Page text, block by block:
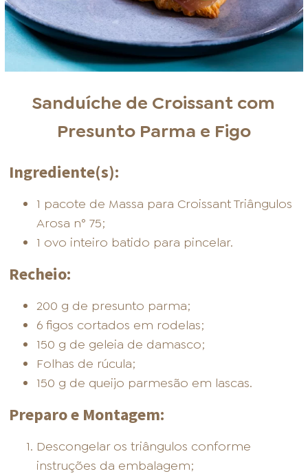
Sanduíche de Croissant com
Presunto Parma e Figo
Ingrediente(s):
1 pacote de Massa para Croissant Triângulos
Arosa n° 75;
1 ovo inteiro batido para pincelar.
Recheio:
200 g de presunto parma;
6 figos cortados em rodelas;
150 g de geleia de damasco;
Folhas de rúcula;
150 g de queijo parmesão em lascas.
Preparo e Montagem:
Descongelar os triângulos conforme
instruções da embalagem;